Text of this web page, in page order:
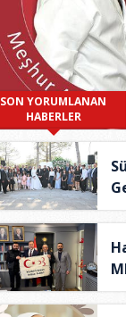
SON YORUMLANAN
HABERLER